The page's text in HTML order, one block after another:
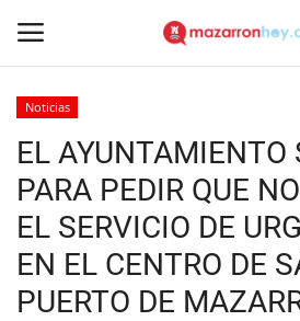
Inicio
Contacto
Noticias
Noticias
EL AYUNTAMIENTO
PARA PEDIR QUE
EL SERVICIO DE
EN EL CENTRO DE
PUERTO DE